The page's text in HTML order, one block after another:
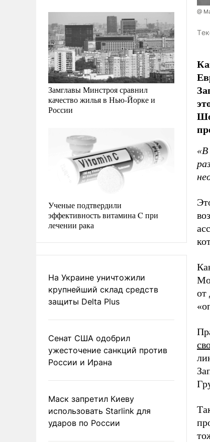
Замглавы Минстроя сравнил
качество жилья в Нью-Йорке и
России
Ученые подтвердили
эффективность витамина C при
лечении рака
На Украине уничтожили
крупнейший склад средств
защиты Delta Plus
Сенат США одобрил
ужесточение санкций против
России и Ирана
Маск запретил Киеву
использовать Starlink для
ударов по России
@
«В
от